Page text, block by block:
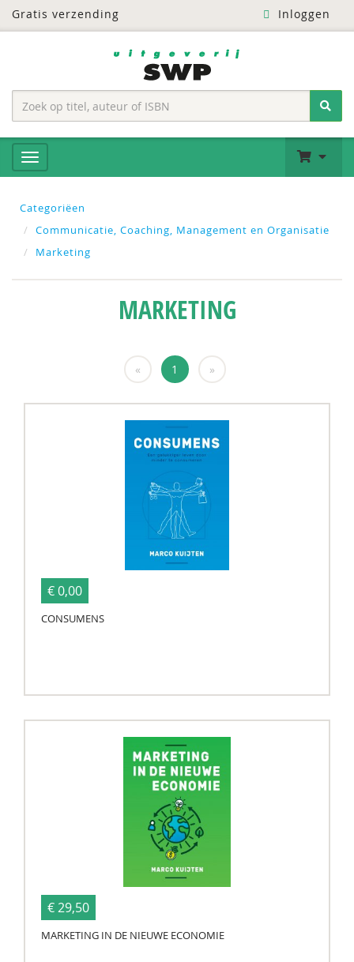
Gratis verzending Inloggen
Categoriëen
Communicatie, Coaching, Management en Organisatie
Marketing
MARKETING
« 1 »
€ 0,00
CONSUMENS
€ 29,50
MARKETING IN DE NIEUWE ECONOMIE